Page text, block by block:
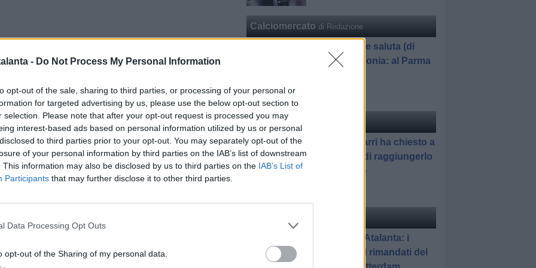
- Do Not Process My Personal Information
opt-out of the sale, sharing to third parties, or processing of your personal or
for targeted advertising by us, please use the below opt-out section to
selection. Please note that after your opt-out request is processed you may
interest-based ads based on personal information utilized by us or personal
to third parties prior to your opt-out. You may separately opt-out of the
of your personal information by third parties on the IAB’s list of downstream
This information may also be disclosed by us to third parties on the IAB’s List of
Participants that may further disclose it to other third parties.
Data Processing Opt Outs
opt-out of the Sharing of my personal data.
calda ma al momento in stallo
, ma non è stata presa una decisione definitiva.
Di Marzio, i rossoneri avrebbero ribadito
centrocampista svizzero anche per il nuovo corso con
Allo stesso tempo, sia allenatore sia giocatore
valutazioni durante la preparazione estiva, per
la strada della cessione o quella della
a quel momentonon saranno prese in
Calciomercato di Redazione
El Bilal Toure saluta (di
nuovo) Zingonia: al Parma
Calciomercato
Pedullà: «Sarri ha chiesto a
Romagnoli di raggiungerlo
all'Atalanta»
Feyenoord-Atalanta: i
promossi e i rimandati del